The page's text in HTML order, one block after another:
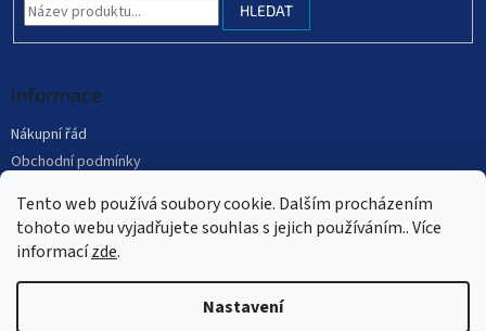
Tento web používá soubory cookie. Dalším procházením
tohoto webu vyjadřujete souhlas s jejich používáním.. Více
informacízde.
Nastavení
HLEDAT
Informace
Nákupní řád
Obchodní podmínky
Mapa serveru
Vytvořil Shoptet